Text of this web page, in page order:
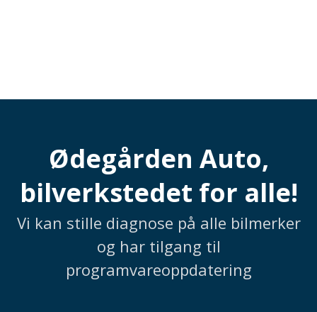
Ødegården Auto,
bilverkstedet for alle!
Vi kan stille diagnose på alle bilmerker
og har tilgang til
programvareoppdatering